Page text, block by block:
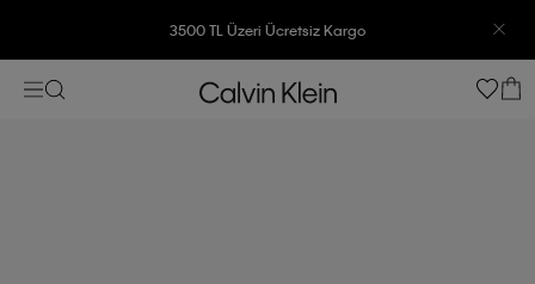
3500 TL Üzeri Ücretsiz Kargo
7500 TL Ve Üzeri Alışverişlerinizde 6 Taksit İmkanı